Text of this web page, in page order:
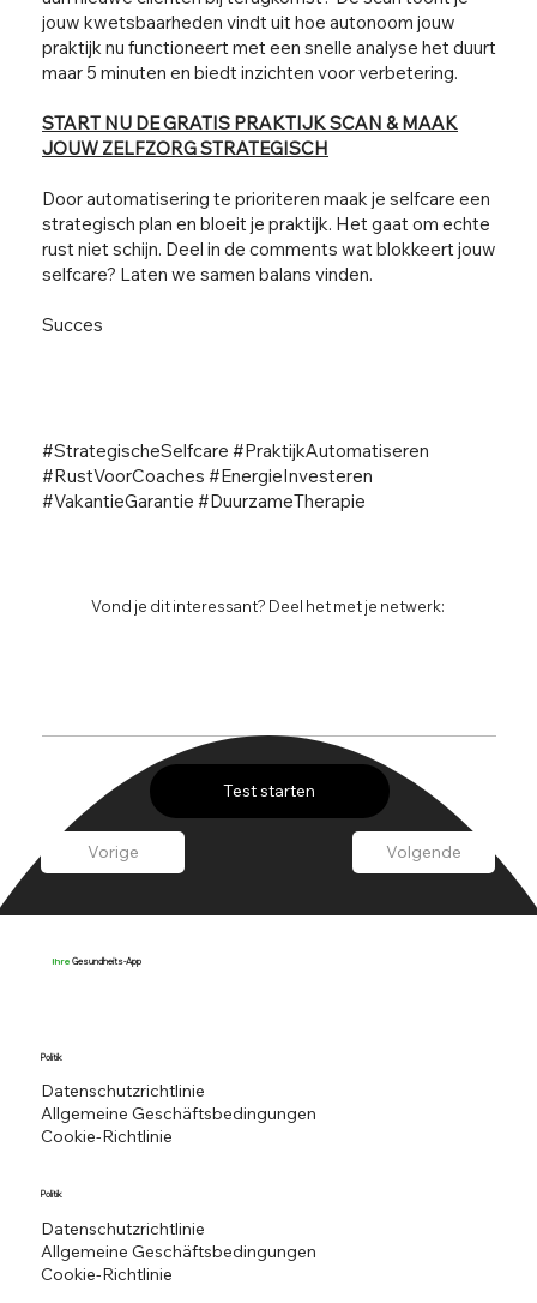
jouw kwetsbaarheden vindt uit hoe autonoom jouw
praktijk nu functioneert met een snelle analyse het duurt
maar 5 minuten en biedt inzichten voor verbetering.
START NU DE GRATIS PRAKTIJK SCAN & MAAK
JOUW ZELFZORG STRATEGISCH
Door automatisering te prioriteren maak je selfcare een
strategisch plan en bloeit je praktijk. Het gaat om echte
rust niet schijn. Deel in de comments wat blokkeert jouw
selfcare? Laten we samen balans vinden.
Succes
#StrategischeSelfcare #PraktijkAutomatiseren
#RustVoorCoaches #EnergieInvesteren
#VakantieGarantie #DuurzameTherapie
Vond je dit interessant? Deel het met je netwerk:
Test starten
Vorige Volgende
Ihre Gesundheits-App
Politik
Datenschutzrichtlinie
Allgemeine Geschäftsbedingungen
Cookie-Richtlinie
Politik
Datenschutzrichtlinie
Allgemeine Geschäftsbedingungen
Cookie-Richtlinie